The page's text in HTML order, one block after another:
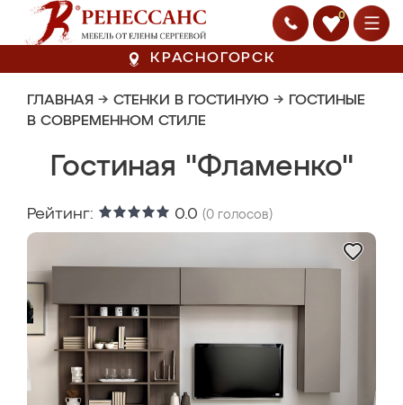
0
КРАСНОГОРСК
ГЛАВНАЯ → СТЕНКИ В ГОСТИНУЮ → ГОСТИНЫЕ
В СОВРЕМЕННОМ СТИЛЕ
Гостиная "Фламенко"
Рейтинг: 0.0 (0 голосов)